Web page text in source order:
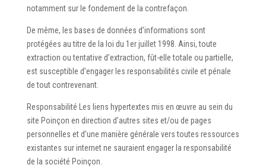
notamment sur le fondement de la contrefaçon.
De même, les bases de données d’informations sont
protégées au titre de la loi du 1er juillet 1998. Ainsi, toute
extraction ou tentative d’extraction, fût-elle totale ou partielle,
est susceptible d’engager les responsabilités civile et pénale
de tout contrevenant.
Responsabilité Les liens hypertextes mis en œuvre au sein du
site Poinçon en direction d’autres sites et/ou de pages
personnelles et d’une manière générale vers toutes ressources
existantes sur internet ne sauraient engager la responsabilité
de la société Poinçon.